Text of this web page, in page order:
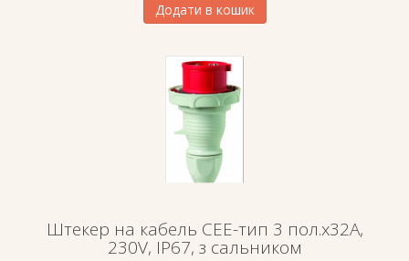
Додати в кошик
Штекер на кабель СЕЕ-тип 3 пол.х32А,
230V, IP67, з сальником